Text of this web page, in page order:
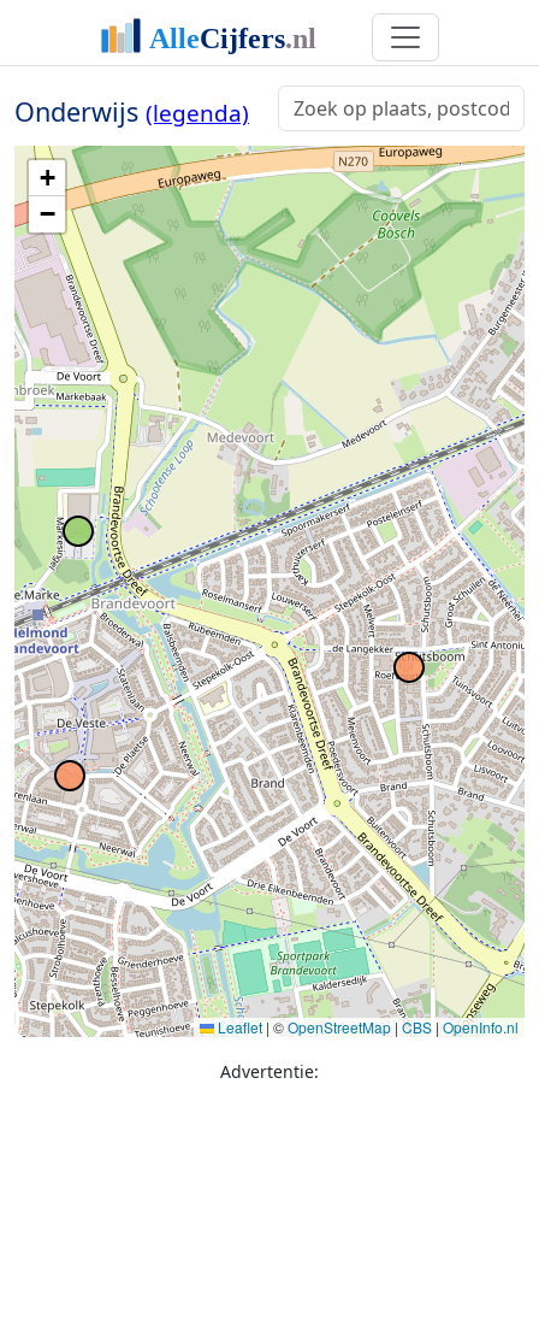
Onderwijs (legenda)
+
−
Leaflet | ©OpenStreetMap|CBS | OpenInfo.nl
Advertentie: